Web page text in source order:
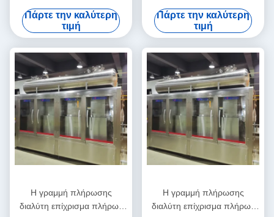
λιπαντικού 1L-5L SUS 304
Πάρτε την καλύτερη
τιμή
κάλυψη και συσκευαστή
θήκης
Πάρτε την καλύτερη
τιμή
Η γραμμή πλήρωσης
διαλύτη επίχρισμα πλήρως
Η γραμμή πλήρωσης
διαλύτη επίχρισμα πλήρως